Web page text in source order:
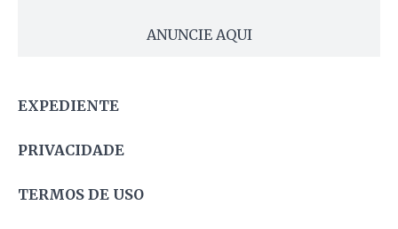
ANUNCIE AQUI
EXPEDIENTE
PRIVACIDADE
TERMOS DE USO